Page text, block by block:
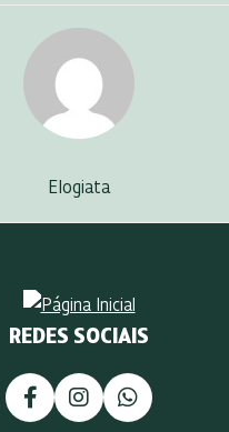
Elogiata
REDES SOCIAIS